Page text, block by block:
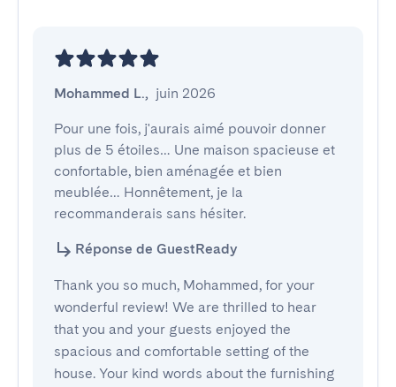
Mohammed L., juin 2026
Pour une fois, j'aurais aimé pouvoir donner
plus de 5 étoiles… Une maison spacieuse et
confortable, bien aménagée et bien
meublée… Honnêtement, je la
recommanderais sans hésiter.
Réponse de GuestReady
Thank you so much, Mohammed, for your
wonderful review! We are thrilled to hear
that you and your guests enjoyed the
spacious and comfortable setting of the
house. Your kind words about the furnishing